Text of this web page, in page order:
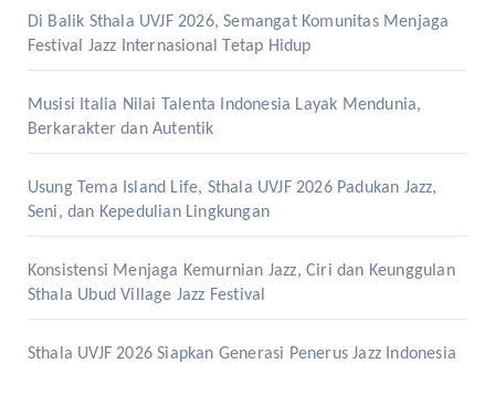
Di Balik Sthala UVJF 2026, Semangat Komunitas Menjaga
Festival Jazz Internasional Tetap Hidup
Musisi Italia Nilai Talenta Indonesia Layak Mendunia,
Berkarakter dan Autentik
Usung Tema Island Life, Sthala UVJF 2026 Padukan Jazz,
Seni, dan Kepedulian Lingkungan
Konsistensi Menjaga Kemurnian Jazz, Ciri dan Keunggulan
Sthala Ubud Village Jazz Festival
Sthala UVJF 2026 Siapkan Generasi Penerus Jazz Indonesia